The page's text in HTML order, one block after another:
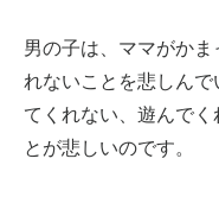
男の子は、ママがかま
れないことを悲しん
てくれない、遊んで
とが悲しいのです。